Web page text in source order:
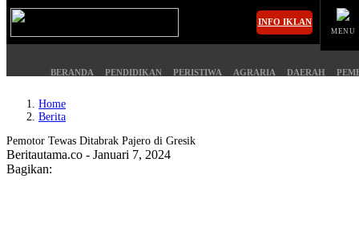
INFO IKLAN
MENU
BERANDA PENDIDIKAN PERISTIWA AGRARIA DAERAH
Home
Berita
Pemotor Tewas Ditabrak Pajero di Gresik
Beritautama.co - Januari 7, 2024
Bagikan: